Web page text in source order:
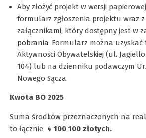
Aby złożyć projekt w wersji
formularz zgłoszenia projektu wraz
załącznikami, który dostępny jest w
pobrania. Formularz można uzyskać
Aktywności Obywatelskiej (ul.
104) lub na dzienniku podawczym
Nowego Sącza.
Kwota BO 2025
Suma środków przeznaczonych na
to łącznie 4 100 100 złotych.